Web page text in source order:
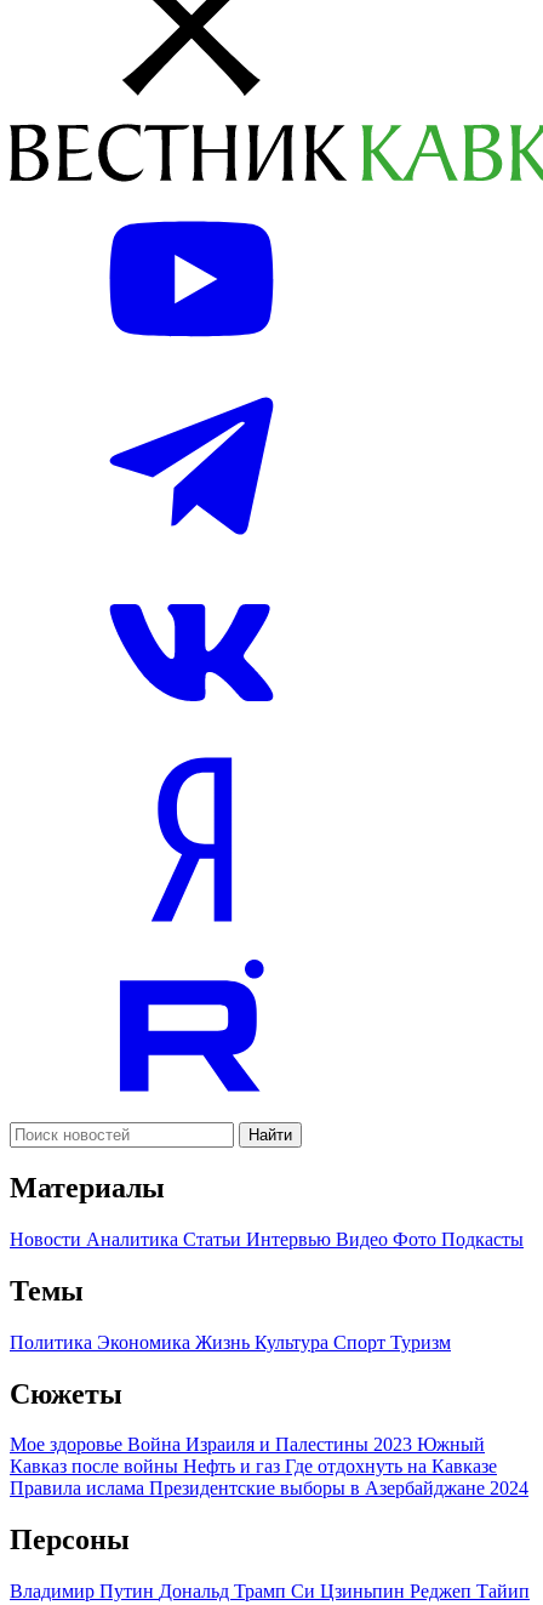
Найти
Материалы
Новости Аналитика Статьи Интервью Видео Фото Подкасты
Темы
Политика Экономика Жизнь Культура Спорт Туризм
Сюжеты
Мое здоровье Война Израиля и Палестины 2023 Южный
Кавказ после войны Нефть и газ Где отдохнуть на Кавказе
Правила ислама Президентские выборы в Азербайджане 2024
Персоны
Владимир Путин Дональд Трамп Си Цзиньпин Реджеп Тайип